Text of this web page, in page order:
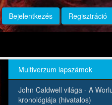
Bejelentkezés Regisztráció
Multiverzum lapszámok
John Caldwell világa - A
kronológiája (hivatalos)